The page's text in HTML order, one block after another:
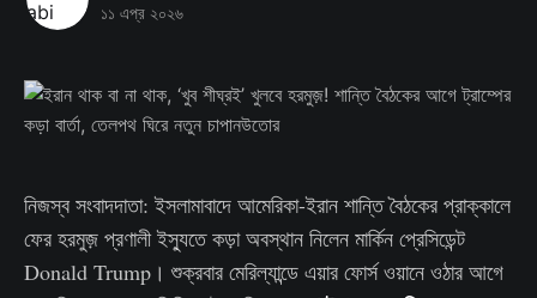
১১ এপ্র ২০২৬
নিজস্ব সংবাদদাতা: ইসলামাবাদে আমেরিকা-ইরান শান্তি বৈঠকের প্রাক্কালে
ফের হরমুজ় প্রণালী ইস্যুতে কড়া অবস্থান নিলেন মার্কিন প্রেসিডেন্ট
Donald Trump। শুক্রবার মেরিল্যান্ডে এয়ার ফোর্স ওয়ানে ওঠার আগে